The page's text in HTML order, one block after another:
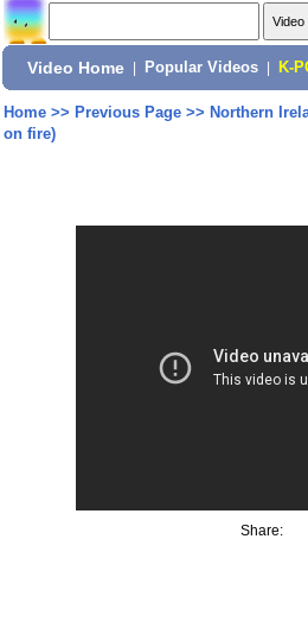
Video Home Popular Videos K-
Home>> Previous Page>> Northern
on fire)
Share: